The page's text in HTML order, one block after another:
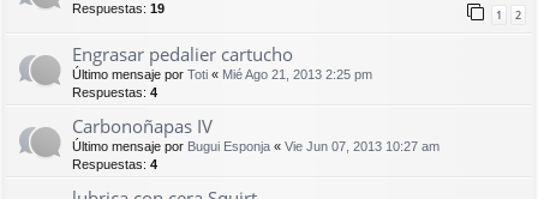
Respuestas: 19 1 2
Engrasar pedalier cartucho
Último mensaje por Toti « Mié Ago 21, 2013 2:25 pm
Respuestas: 4
Carbonoñapas IV
Último mensaje por Bugui Esponja « Vie Jun 07, 2013 10:27 am
Respuestas: 4